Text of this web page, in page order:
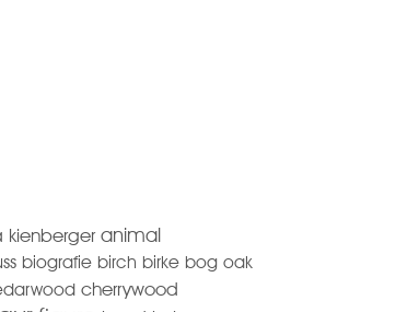
kienberger animal
biografie birch birke bog oak
cherrywood